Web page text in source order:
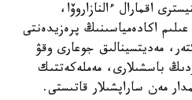
اقمارال ءالنازاروۆا،
اكادەمياسىنىڭ پرەزيدەنتى
مەديتسينالىق جوعارى وقۋ
باسشىلارى، مەملەكەتتىك
مەن ساراپشىلار قاتىستى.